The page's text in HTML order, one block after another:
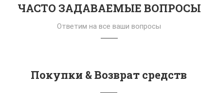
ЧАСТО ЗАДАВАЕМЫЕ ВОПРОСЫ
Ответим на все ваши вопросы
Покупки & Возврат средств